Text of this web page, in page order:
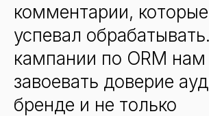
комментарии,
успевал
кампании по ORM нам
завоевать доверие
бренде и не только